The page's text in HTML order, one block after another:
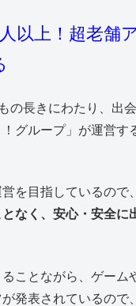
以上！超老舗
の長きにわたり、出
グループ」が運営す
を目指しているので
なく、安心・安全に
ことながら、ゲーム
発表されているので